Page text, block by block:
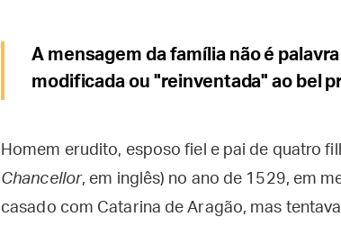
A mensagem da família não é
modificada ou "reinventada" ao bel
Homem erudito, esposo fiel e pai de quatro
Chancellor, em inglês) no ano de 1529, em
casado com Catarina de Aragão, mas